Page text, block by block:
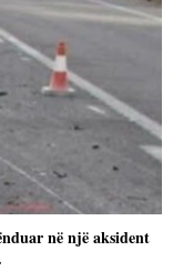
në një aksident